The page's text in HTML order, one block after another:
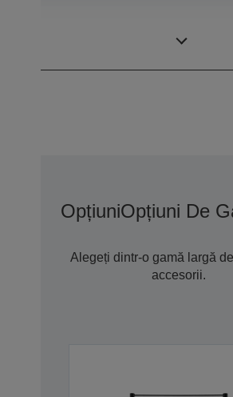
OpțiuniOpțiuni De
Alegeți dintr-o gamă largă
accesorii.